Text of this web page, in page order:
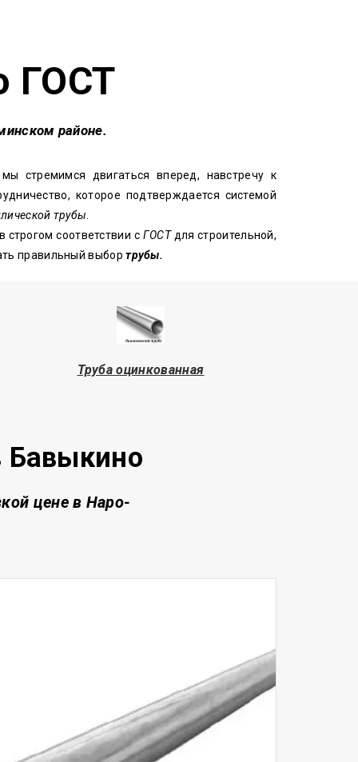
ГОСТ
районе.
стремимся двигаться вперед, навстречу к
которое подтверждается системой
трубы
строгом соответствии с ГОСТдля строительной,
правильный выбортрубы.
Труба оцинкованная
Бавыкино
ценев Наро-